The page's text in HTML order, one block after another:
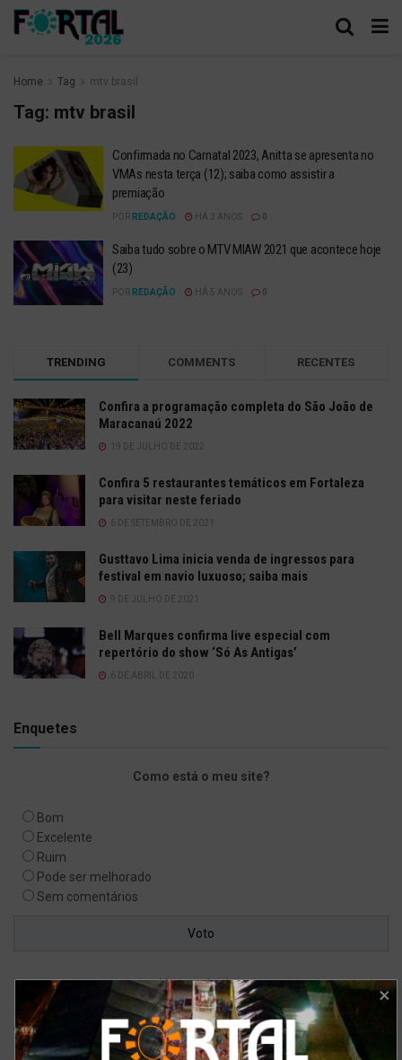
Home Tag mtv brasil
Tag: mtv brasil
Confirmada no Carnatal 2023, Anitta se apresenta no
VMAs nesta terça (12); saiba como assistir a
premiação
POR REDAÇÃO HÁ 3 ANOS
Saiba tudo sobre o MTV MIAW 2021 que acontece hoje
(23)
POR REDAÇÃO HÁ 5 ANOS
TRENDING COMMENTS RECENTES
Confira a programação completa do São João de
Maracanaú 2022
19 DE JULHO DE 2022
Confira 5 restaurantes temáticos em Fortaleza
para visitar neste feriado
6 DE SETEMBRO DE 2021
Gusttavo Lima inicia venda de ingressos para
festival em navio luxuoso; saiba mais
9 DE JULHO DE 2021
Bell Marques confirma live especial com
repertório do show ‘Só As Antigas’
6 DE ABRIL DE 2020
Enquetes
Como está o meu site?
Bom
Excelente
Ruim
Pode ser melhorado
Sem comentários
Ver resultados
Arquivo de enquete